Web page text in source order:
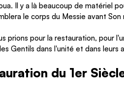
Il y a là beaucoup de matériel
le corps du Messie avant Son
prions pour la restauration, pour
Gentils dans l'unité et dans leurs
du 1er